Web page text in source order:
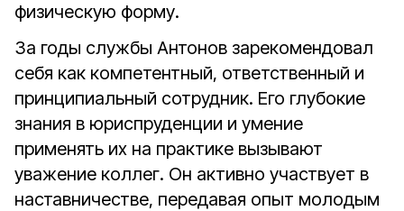
физическую форму.
За годы службы Антонов зарекомендовал
себя как компетентный, ответственный и
принципиальный сотрудник. Его глубокие
знания в юриспруденции и умение
применять их на практике вызывают
уважение коллег. Он активно участвует в
наставничестве, передавая опыт молодым